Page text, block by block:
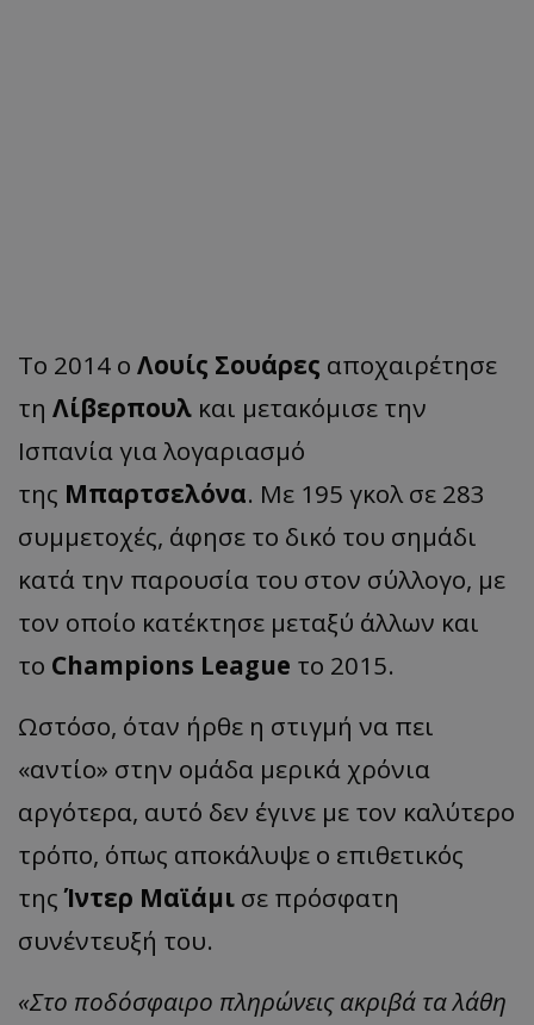
Το 2014 ο Λουίς Σουάρες αποχαιρέτησε
τη Λίβερπουλ και μετακόμισε την
Ισπανία για λογαριασμό
της Μπαρτσελόνα. Με 195 γκολ σε 283
συμμετοχές, άφησε το δικό του σημάδι
κατά την παρουσία του στον σύλλογο, με
τον οποίο κατέκτησε μεταξύ άλλων και
το Champions League το 2015.
Ωστόσο, όταν ήρθε η στιγμή να πει
«αντίο» στην ομάδα μερικά χρόνια
αργότερα, αυτό δεν έγινε με τον καλύτερο
τρόπο, όπως αποκάλυψε ο επιθετικός
τηςΊντερ Μαϊάμι σε πρόσφατη
συνέντευξή του.
«Στο ποδόσφαιρο πληρώνεις ακριβά τα λάθη